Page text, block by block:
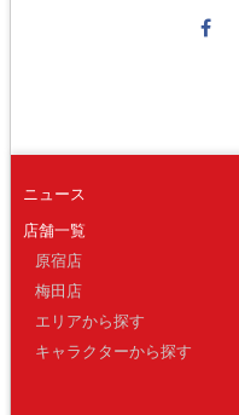
ニュース
店舗一覧
原宿店
梅田店
エリアから探す
キャラクターから探す